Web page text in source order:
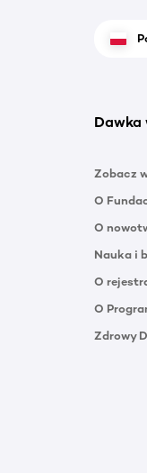
Dawka
Zobacz
O
O
Nauka i
O
O
Zdrowy